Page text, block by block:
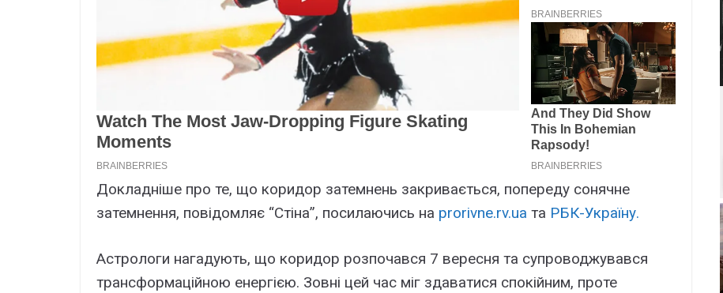
Докладніше про те, що коридор затемнень закривається, попереду сонячне
затемнення, повідомляє “Стіна”, посилаючись на prorivne.rv.ua та РБК-Україну.
Астрологи нагадують, що коридор розпочався 7 вересня та супроводжувався
трансформаційною енергією. Зовні цей час міг здаватися спокійним, проте